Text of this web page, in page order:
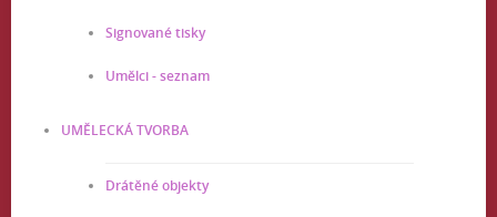
Signované tisky
Umělci - seznam
UMĚLECKÁ TVORBA
Drátěné objekty